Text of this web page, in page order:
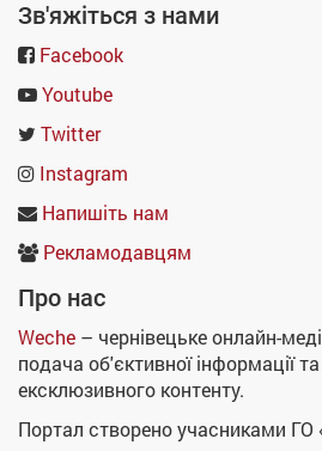
Зв'яжіться з нами
Facebook
Youtube
Twitter
Instagram
Напишіть нам
Рекламодавцям
Про нас
Weche – чернівецьке онлайн-
подача об'єктивної інформації
ексклюзивного контенту.
Портал створено учасниками ГО